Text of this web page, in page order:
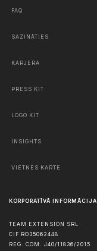
FAQ
SAZINĀTIES
KARJERA
PRESS KIT
LOGO KIT
INSIGHTS
VIETNES KARTE
KORPORATĪVĀ INFORMĀCIJA
TEAM EXTENSION SRL
CIF RO35062448
REG. COM. J40/11836/2015